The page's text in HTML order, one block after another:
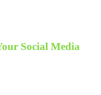
Social Media